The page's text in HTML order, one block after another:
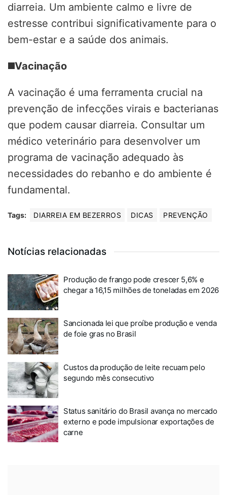
diarreia. Um ambiente calmo e livre de
estresse contribui significativamente para o
bem-estar e a saúde dos animais.
◼️Vacinação
A vacinação é uma ferramenta crucial na
prevenção de infecções virais e bacterianas
que podem causar diarreia. Consultar um
médico veterinário para desenvolver um
programa de vacinação adequado às
necessidades do rebanho e do ambiente é
fundamental.
Tags: DIARREIA EM BEZERROS DICAS PREVENÇÃO
Notícias relacionadas
Produção de frango pode crescer 5,6% e
chegar a 16,15 milhões de toneladas em 2026
Sancionada lei que proíbe produção e venda
de foie gras no Brasil
Custos da produção de leite recuam pelo
segundo mês consecutivo
Status sanitário do Brasil avança no mercado
externo e pode impulsionar exportações de
carne